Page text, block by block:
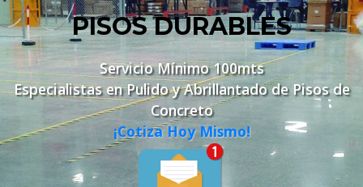
PISOS DURABLES
Servicio Mínimo 100mts
Especialistas en Pulido y Abrillantado de Pisos de
Concreto
¡Cotiza Hoy Mismo!